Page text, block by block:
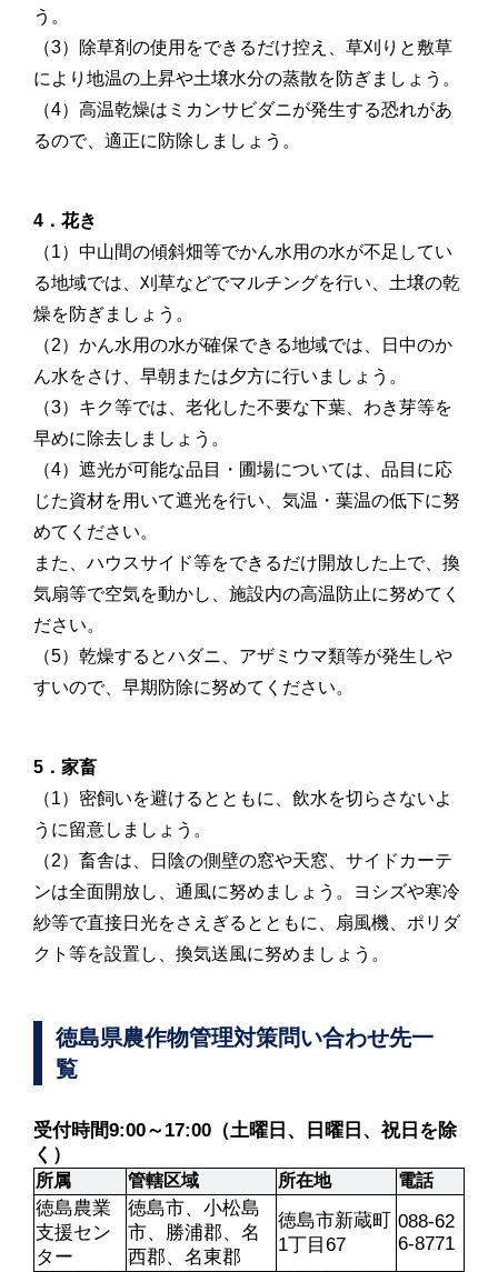
う。
（3）除草剤の使用をできるだけ控え、草刈りと敷草
により地温の上昇や土壌水分の蒸散を防ぎましょう。
（4）高温乾燥はミカンサビダニが発生する恐れがあ
るので、適正に防除しましょう。
4．花き
（1）中山間の傾斜畑等でかん水用の水が不足してい
る地域では、刈草などでマルチングを行い、土壌の乾
燥を防ぎましょう。
（2）かん水用の水が確保できる地域では、日中のか
ん水をさけ、早朝または夕方に行いましょう。
（3）キク等では、老化した不要な下葉、わき芽等を
早めに除去しましょう。
（4）遮光が可能な品目・圃場については、品目に応
じた資材を用いて遮光を行い、気温・葉温の低下に努
めてください。
また、ハウスサイド等をできるだけ開放した上で、換
気扇等で空気を動かし、施設内の高温防止に努めてく
ださい。
（5）乾燥するとハダニ、アザミウマ類等が発生しや
すいので、早期防除に努めてください。
5．家畜
（1）密飼いを避けるとともに、飲水を切らさないよ
うに留意しましょう。
（2）畜舎は、日陰の側壁の窓や天窓、サイドカーテ
ンは全面開放し、通風に努めましょう。ヨシズや寒冷
紗等で直接日光をさえぎるとともに、扇風機、ポリダ
クト等を設置し、換気送風に努めましょう。
徳島県農作物管理対策問い合わせ先一
覧
受付時間9:00～17:00（土曜日、日曜日、祝日を除
く）
所属 管轄区域 所在地 電話
徳島農業
支援セン
ター
徳島市、小松島
市、勝浦郡、名
西郡、名東郡
徳島市新蔵町
1丁目67
088-62
6-8771